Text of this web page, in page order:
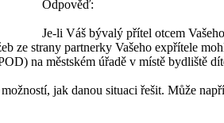
Odpověď:
Je-li Váš bývalý přítel otcem
ze strany partnerky Vašeho expřítele
na městském úřadě v místě bydliště
jak danou situaci řešit. Může